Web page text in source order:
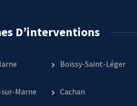
D’interventions
Boissy-Saint-Léger
Marne Cachan